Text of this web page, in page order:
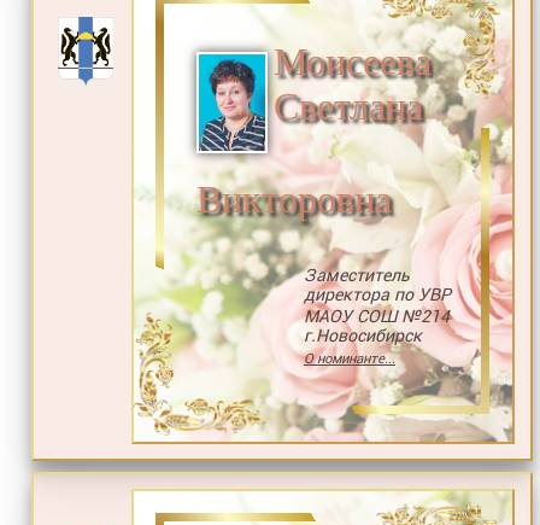
Моисеева
Светлана
Викторовна
Заместитель
директора по УВР
МАОУ СОШ №214
г.Новосибирск
О номинанте...